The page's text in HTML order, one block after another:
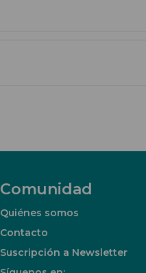
Comunidad
Quiénes somos
Contacto
Suscripción a Newsletter